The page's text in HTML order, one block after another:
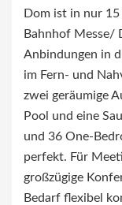
Dom ist in nur
Bahnhof Messe/
Anbindungen in
im Fern- und
zwei geräumige
Pool und eine
und 36 One-
perfekt. Für
großzügige
Bedarf flexibel